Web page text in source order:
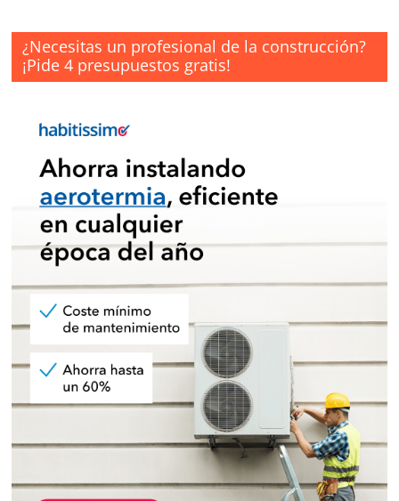
¿Necesitas un profesional de la construcción?
¡Pide 4 presupuestos gratis!